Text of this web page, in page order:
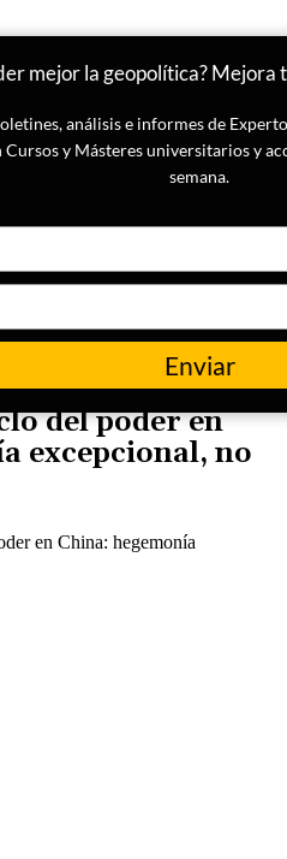
del poder en
excepcional, no
mejor la geopolítica? Mejora
análisis e informes de
Cursos y Másteres universitarios y
semana.
Enviar